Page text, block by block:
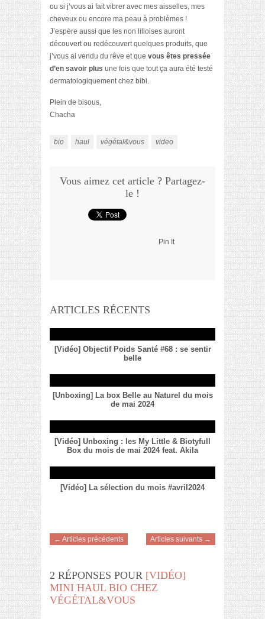
ou si j’vous ai fait vibrer avec mes aisselles, mes
cheveux ou encore ma peau à problèmes !
J’espère aussi que les non lilloises auront
découvert ou redécouvert quelques produits, que
j’vous ai vendu du rêve et que vous êtes pressée
d’en savoir plus une fois que tout ça aura été testé
dermatologiquement chez bibi.
Plein de bisous,
Chacha
bio haul végétal&vous video
Vous aimez cet article ? Partagez-
le !
Pin It
ARTICLES RÉCENTS
[Vidéo] Objectif Poids Santé #68 : se sentir
belle
[Unboxing] La box Belle au Naturel du mois
de mai 2024
[Vidéo] Unboxing : les My Little & Biotyfull
Box du mois de mai 2024 feat. Akila
[Vidéo] La sélection du mois #avril2024
← Articles précédents Articles suivants →
2 RÉPONSES POUR [VIDÉO]
MINI HAUL BIO CHEZ
VÉGÉTAL&VOUS